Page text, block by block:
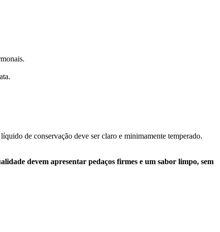
de conservação deve ser claro e minimamente temperado.
devem apresentar pedaços firmes e um sabor limpo, sem